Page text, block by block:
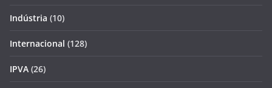
Indústria (10)
Internacional (128)
IPVA (26)